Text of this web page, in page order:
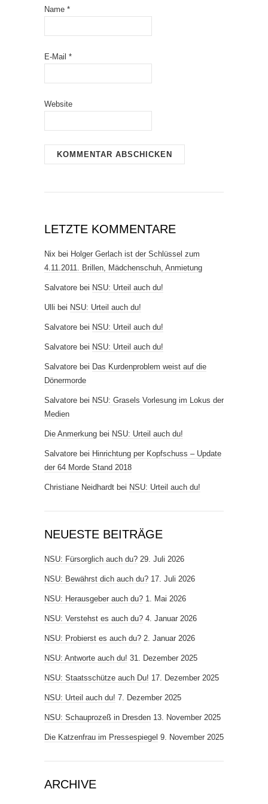
Name *
E-Mail *
Website
LETZTE KOMMENTARE
Nix bei Holger Gerlach ist der Schlüssel zum
4.11.2011. Brillen, Mädchenschuh, Anmietung
Salvatore bei NSU: Urteil auch du!
Ulli bei NSU: Urteil auch du!
Salvatore bei NSU: Urteil auch du!
Salvatore bei NSU: Urteil auch du!
Salvatore bei Das Kurdenproblem weist auf die
Dönermorde
Salvatore bei NSU: Grasels Vorlesung im Lokus der
Medien
Die Anmerkung bei NSU: Urteil auch du!
Salvatore bei Hinrichtung per Kopfschuss – Update
der 64 Morde Stand 2018
Christiane Neidhardt bei NSU: Urteil auch du!
NEUESTE BEITRÄGE
NSU: Fürsorglich auch du? 29. Juli 2026
NSU: Bewährst dich auch du? 17. Juli 2026
NSU: Herausgeber auch du? 1. Mai 2026
NSU: Verstehst es auch du? 4. Januar 2026
NSU: Probierst es auch du? 2. Januar 2026
NSU: Antworte auch du! 31. Dezember 2025
NSU: Staatsschütze auch Du! 17. Dezember 2025
NSU: Urteil auch du! 7. Dezember 2025
NSU: Schauprozeß in Dresden 13. November 2025
Die Katzenfrau im Pressespiegel 9. November 2025
ARCHIVE